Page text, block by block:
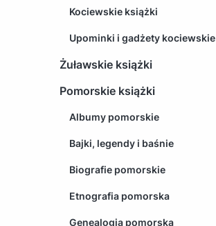
Kociewskie książki
Upominki i gadżety kociewskie
Żuławskie książki
Pomorskie książki
Albumy pomorskie
Bajki, legendy i baśnie
Biografie pomorskie
Etnografia pomorska
Genealogia pomorska